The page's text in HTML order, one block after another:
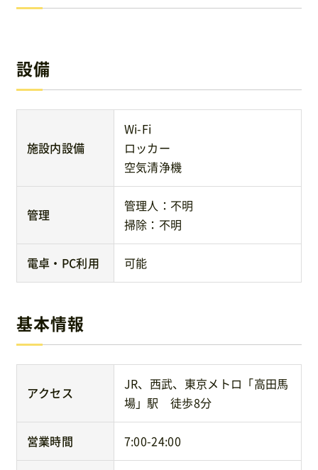
設備
施設内設備
Wi-Fi
ロッカー
空気清浄機
管理
管理人：不明
掃除：不明
電卓・PC利用 可能
基本情報
アクセス
JR、西武、東京メトロ「高田馬
場」駅 徒歩8分
営業時間 7:00-24:00